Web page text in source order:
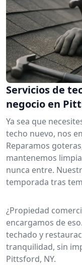
Servicios de
negocio en
Ya sea que
techo nuevo, nos
Reparamos
mantenemos
nunca entre.
temporada tras
¿Propiedad
encargamos de
techado y
tranquilidad, sin
Pittsford, NY.